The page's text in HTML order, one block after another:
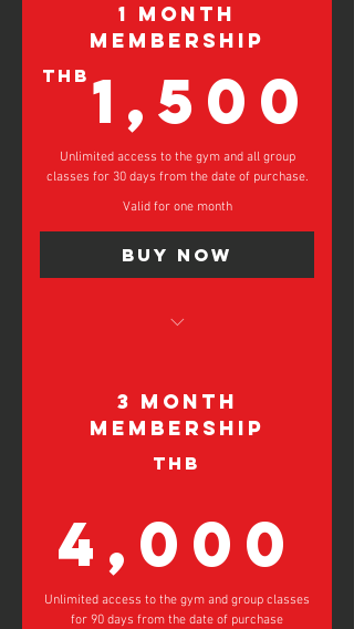
1 Free Kick-Starter Personal Training
Session
Free Coffee On Your Birthday and
Renewal Date*
ชั้นเรียนกลุ่มไม่จำกัด
เข้าฟิตเนสเป็นเวลา 1 ปี
เซสชันการฝึกอบรมส่วนบุคคลฟรี 1
ครั้ง
กาแฟฟรีในวันเกิดและวันที่ต่ออายุ
ของคุณ*
1 Month
Membership
THB 1,500
Unlimited access to the gym and all group
classes for 30 days from the date of purchase.
Valid for one month
Buy Now
ชั้นเรียนกลุ่มเบสิคไม่จำกัด
สิทธิ์เข้าใช้ยิมไม่จำกัดเป็นเวลา 1
เดือน
3 Month
Membership
THB
4,000
Unlimited access to the gym and group classes
for 90 days from the date of purchase